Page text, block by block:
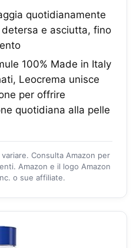
quotidianamente
e asciutta, fino
100% Made in Italy
Leocrema unisce
per offrire
quotidiana alla pelle
Consulta Amazon per
Amazon e il logo Amazon
o sue affiliate.